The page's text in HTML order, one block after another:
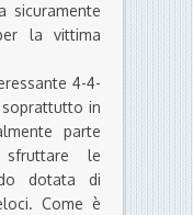
sicuramente
la vittima
4-4-
soprattutto in
parte
le
dotata di
Come è